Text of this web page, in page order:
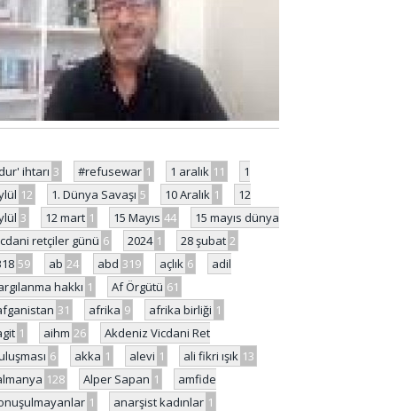
ihtarı 3 #refusewar 1 1 aralık 11
1
12 1. Dünya Savaşı 5 10 Aralık 1
12
3 12 mart 1 15 Mayıs 44
15 mayıs dünya
retçiler günü 6 2024 1 28 şubat 2
59 ab 24 abd 319 açlık 6
adil
hakkı 1 Af Örgütü 61
31 afrika 9 afrika birliği 1
1 aihm 26
Akdeniz Vicdani Ret
6 akka 1 alevi 1 ali fikri ışık 13
128 Alper Sapan 1
amfide
1 anarşist kadınlar 1